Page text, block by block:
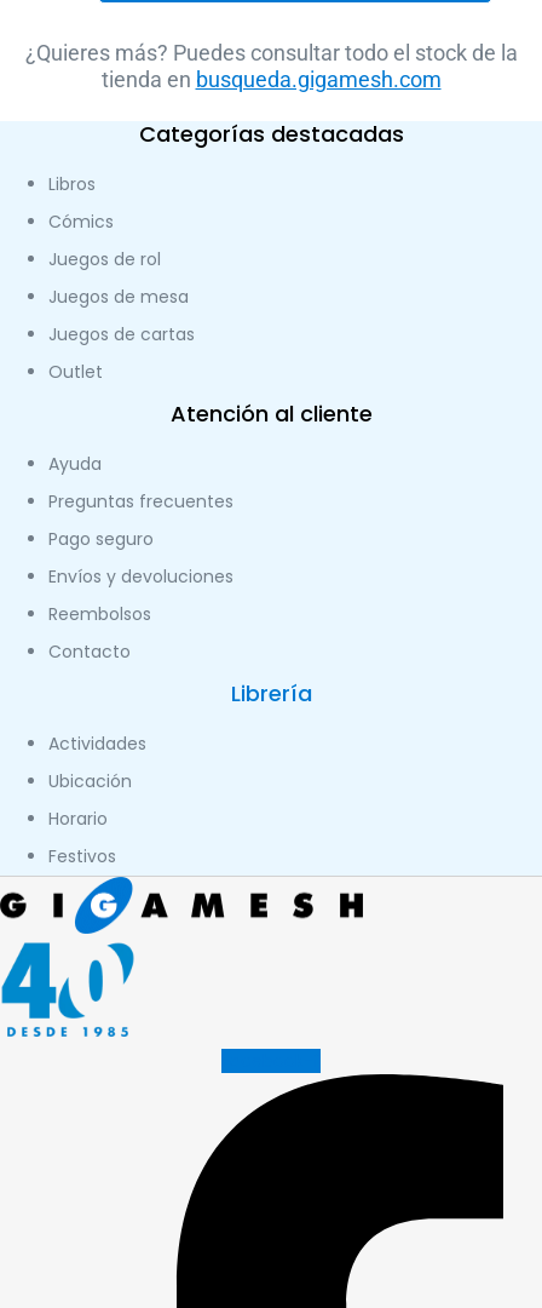
¿Quieres más? Puedes consultar todo el stock de la
tienda en busqueda.gigamesh.com
Categorías destacadas
Libros
Cómics
Juegos de rol
Juegos de mesa
Juegos de cartas
Outlet
Atención al cliente
Ayuda
Preguntas frecuentes
Pago seguro
Envíos y devoluciones
Reembolsos
Contacto
Librería
Actividades
Ubicación
Horario
Festivos